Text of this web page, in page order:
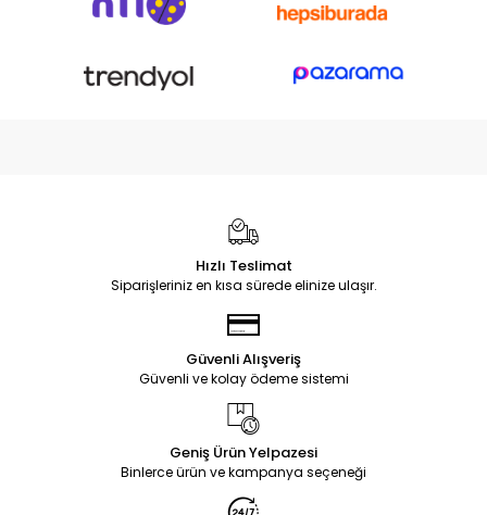
Hızlı Teslimat
Siparişleriniz en kısa sürede elinize ulaşır.
Güvenli Alışveriş
Güvenli ve kolay ödeme sistemi
Geniş Ürün Yelpazesi
Binlerce ürün ve kampanya seçeneği